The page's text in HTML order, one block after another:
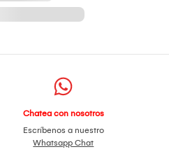
Chatea con nosotros
Escríbenos a nuestro
Whatsapp Chat